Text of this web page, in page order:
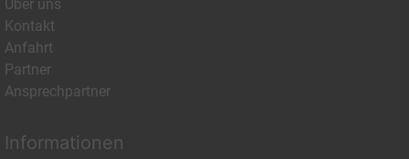
Über uns
Kontakt
Anfahrt
Partner
Ansprechpartner
Informationen